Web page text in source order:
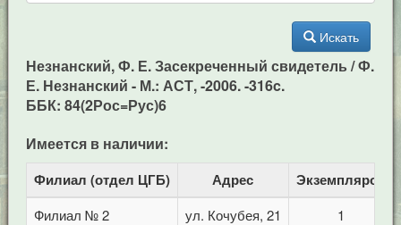
Искать
Незнанский, Ф. Е. Засекреченный свидетель / Ф.
Е. Незнанский - М.: АСТ, -2006. -316c.
ББК: 84(2Рос=Рус)6
Имеется в наличии:
Филиал (отдел ЦГБ) Адрес Экземпляров
Филиал № 2 ул. Кочубея, 21 1